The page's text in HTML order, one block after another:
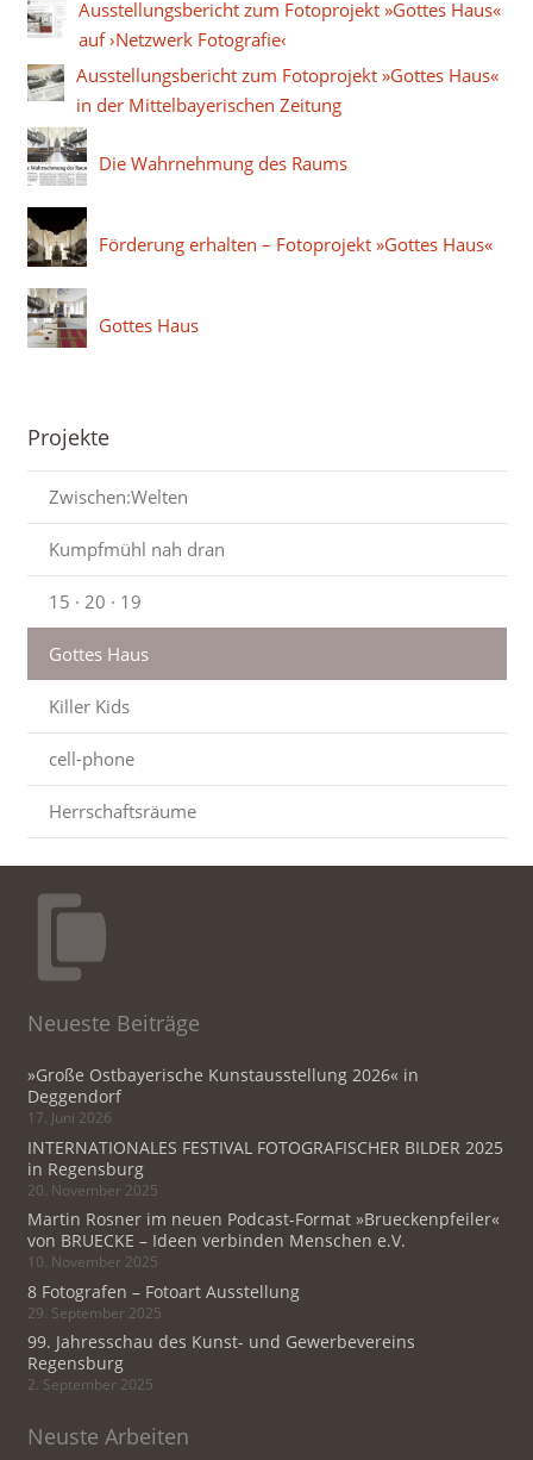
Ausstellungsbericht zum Fotoprojekt »Gottes Haus«
auf ›Netzwerk Fotografie‹
Ausstellungsbericht zum Fotoprojekt »Gottes Haus«
in der Mittelbayerischen Zeitung
Die Wahrnehmung des Raums
Förderung erhalten – Fotoprojekt »Gottes Haus«
Gottes Haus
Projekte
Zwischen:Welten
Kumpfmühl nah dran
15 · 20 · 19
Gottes Haus
Killer Kids
cell-phone
Herrschaftsräume
Neueste Beiträge
»Große Ostbayerische Kunstausstellung 2026« in
Deggendorf
17. Juni 2026
INTERNATIONALES FESTIVAL FOTOGRAFISCHER BILDER 2025
in Regensburg
20. November 2025
Martin Rosner im neuen Podcast-Format »Brueckenpfeiler«
von BRUECKE – Ideen verbinden Menschen e.V.
10. November 2025
8 Fotografen – Fotoart Ausstellung
29. September 2025
99. Jahresschau des Kunst- und Gewerbevereins
Regensburg
2. September 2025
Neuste Arbeiten